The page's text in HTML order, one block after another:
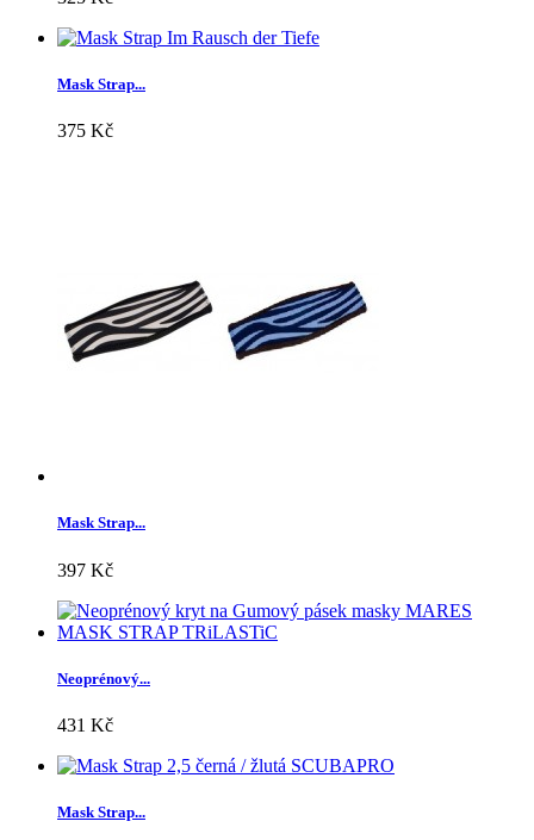
Mask Strap...
375 Kč
Mask Strap...
397 Kč
Neoprénový...
431 Kč
Mask Strap...